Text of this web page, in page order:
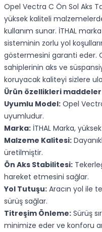
Opel Vectra C Ön Sol Aks
yüksek kaliteli
kullanım sunar. İTHAL
sisteminin zorlu yol
göstermesini garanti eder.
sahiplerinin aks ve
koruyacak kaliteyi sizlere
Ürün özellikleri
Uyumlu Model: Opel
uyumludur.
Marka: İTHAL Marka,
Malzeme Kalitesi:
üretilmiştir.
Ön Aks Stabilitesi:
hareket etmesini sağlar.
Yol Tutuşu: Aracın yol ile
sürüş sağlar.
Titreşim Önleme: Sürüş
minimize eder ve konforu